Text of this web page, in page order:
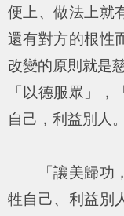
便上、做法上就
還有對方的根性
改變的原則就是慈
「以德服眾」
自己，利益別人。
「讓美歸功，
牲自己、利益別